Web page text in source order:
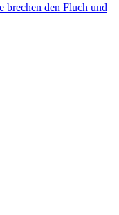
den Fluch und